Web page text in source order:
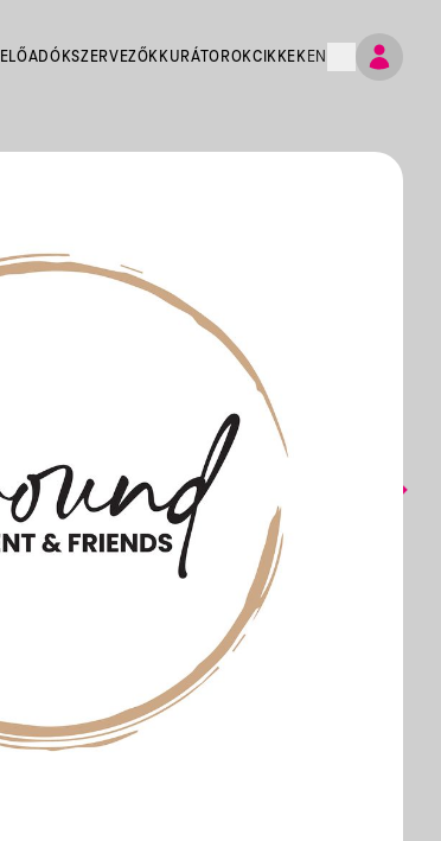
ELŐADÓKSZERVEZŐK KURÁTOROKCIKKEK EN